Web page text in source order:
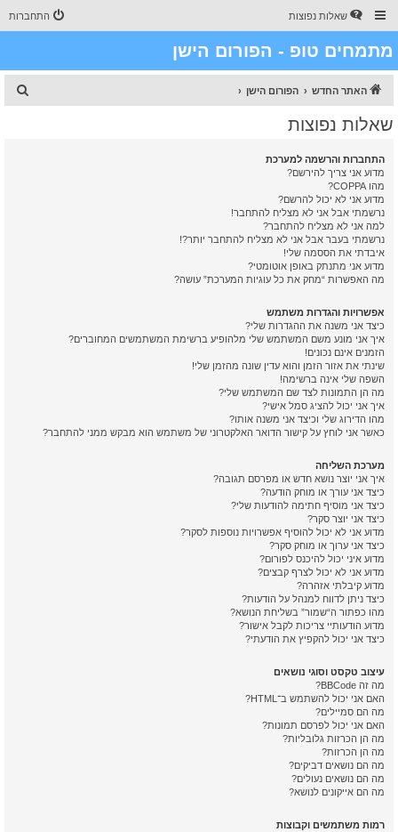
שאלות נפוצות התחברות
מתמחים טופ - הפורום הישן
האתר החדש הפורום הישן
שאלות נפוצות
התחברות והרשמה למערכת
מדוע אני צריך להירשם?
מהו COPPA?
מדוע אני לא יכול להרשם?
נרשמתי אבל אני לא מצליח להתחבר!
למה אני לא מצליח להתחבר?
נרשמתי בעבר אבל אני לא מצליח להתחבר יותר?!
איבדתי את הססמה שלי!
מדוע אני מתנתק באופן אוטומטי?
מה האפשרות “מחק את כל עוגיות המערכת” עושה?
אפשרויות והגדרות משתמש
כיצד אני משנה את ההגדרות שלי?
איך אני מונע משם המשתמש שלי מלהופיע ברשימת המשתמשים המחוברים?
הזמנים אינם נכונים!
שינתי את אזור הזמן והוא עדין שונה מהזמן שלי!
השפה שלי אינה ברשימה!
מה הן התמונות לצד שם המשתמש שלי?
איך אני יכול להציג סמל אישי?
מהו הדירוג שלי וכיצד אני משנה אותו?
כאשר אני לוחץ על קישור הדואר האלקטרוני של משתמש הוא מבקש ממני להתחבר?
מערכת השליחה
איך אני יוצר נושא חדש או מפרסם תגובה?
כיצד אני עורך או מוחק הודעה?
כיצד אני מוסיף חתימה להודעות שלי?
כיצד אני יוצר סקר?
מדוע אני לא יכול להוסיף אפשרויות נוספות לסקר?
כיצד אני ערוך או מוחק סקר?
מדוע איני יכול להיכנס לפורום?
מדוע אני לא יכול לצרף קבצים?
מדוע קיבלתי אזהרה?
כיצד ניתן לדווח למנהל על הודעות?
מהו כפתור ה“שמור” בשליחת הנושא?
מדוע הודעותיי צריכות לקבל אישור?
כיצד אני יכול להקפיץ את הודעתי?
עיצוב טקסט וסוגי נושאים
מה זה BBCode?
האם אני יכול להשתמש ב־HTML?
מה הם סמיילים?
האם אני יכול לפרסם תמונות?
מה הן הכרזות גלובליות?
מה הן הכרזות?
מה הם נושאים דביקים?
מה הם נושאים נעולים?
מה הם אייקונים לנושא?
רמות משתמשים וקבוצות